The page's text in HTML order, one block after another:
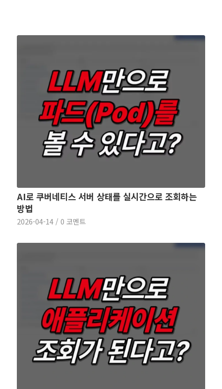
AI로 쿠버네티스 서버 상태를 실시간으로 조회하는
방법
2026-04-14 / 0 코멘트